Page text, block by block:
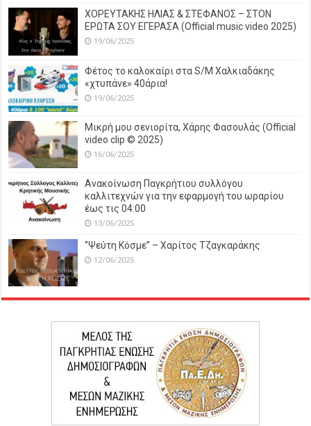
ΧΟΡΕΥΤΑΚΗΣ ΗΛΙΑΣ & ΣΤΕΦΑΝΟΣ – ΣΤΟΝ
ΕΡΩΤΑ ΣΟΥ ΕΓΕΡΑΣΑ (Official music video 2025)
19/06/2025
Φέτος το καλοκαίρι στα S/M Χαλκιαδάκης
«χτυπάνε» 40άρια!
19/06/2025
Μικρή μου σενιορίτα, Χάρης Φασουλάς (Official
video clip © 2025)
16/06/2025
Ανακοίνωση Παγκρήτιου συλλόγου
καλλιτεχνών για την εφαρμογή του ωραρίου
έως τις 04:00
13/06/2025
‘’Ψεύτη Κόσμε’’ – Χαρίτος Τζαγκαράκης
12/06/2025